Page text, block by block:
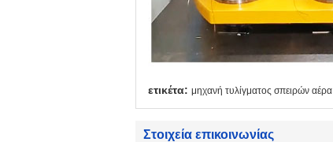
ετικέτα: μηχανή τυλίγματος σπειρών αέρα
Στοιχεία επικοινωνίας